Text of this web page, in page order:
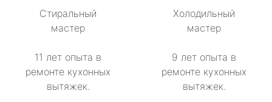
Стиральный
мастер
11 лет опыта в
ремонте кухонных
вытяжек.
Холодильный
мастер
9 лет опыта в
ремонте кухонных
вытяжек.